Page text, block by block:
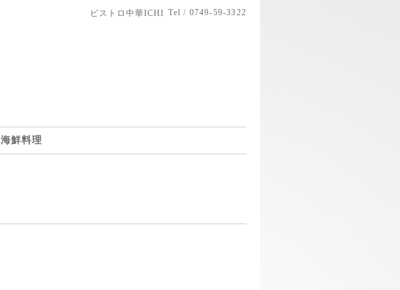
ビストロ中華ICHI Tel / 0749-59-3322
海鮮料理